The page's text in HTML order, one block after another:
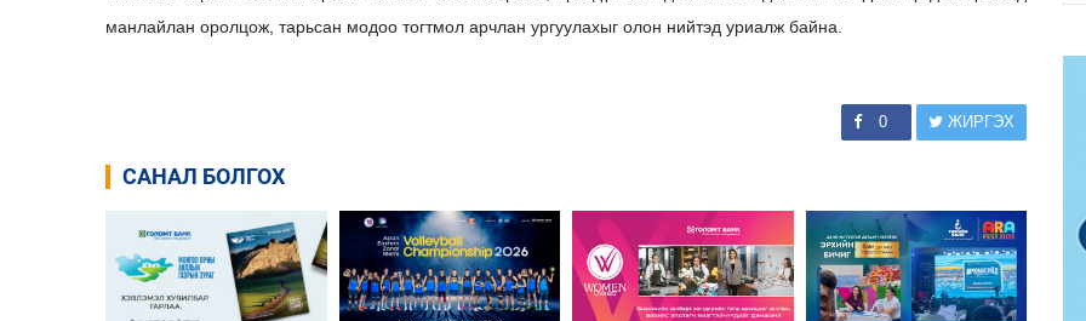
манлайлан оролцож, тарьсан модоо тогтмол арчлан ургуулахыг олон нийтэд уриалж байна.
0 ЖИРГЭХ
САНАЛ БОЛГОХ